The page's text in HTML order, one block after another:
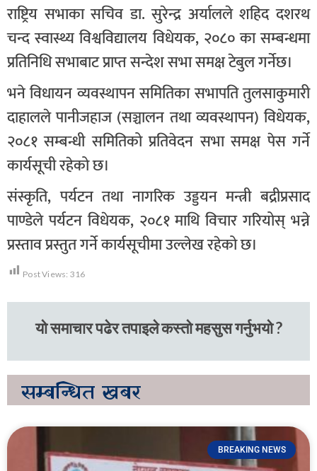
राष्ट्रिय सभाका सचिव डा. सुरेन्द्र अर्यालले शहिद दशरथ
चन्द स्वास्थ्य विश्वविद्यालय विधेयक, २०८० का सम्बन्धमा
प्रतिनिधि सभाबाट प्राप्त सन्देश सभा समक्ष टेबुल गर्नेछ।
भने विधायन व्यवस्थापन समितिका सभापति तुलसाकुमारी
दाहालले पानीजहाज (सञ्चालन तथा व्यवस्थापन) विधेयक,
२०८१ सम्बन्धी समितिको प्रतिवेदन सभा समक्ष पेस गर्ने
कार्यसूची रहेको छ।
संस्कृति, पर्यटन तथा नागरिक उड्डयन मन्त्री बद्रीप्रसाद
पाण्डेले पर्यटन विधेयक, २०८१ माथि विचार गरियोस् भन्ने
प्रस्ताव प्रस्तुत गर्ने कार्यसूचीमा उल्लेख रहेको छ।
Post Views: 316
यो समाचार पढेर तपाइले कस्तो महसुस गर्नुभयो ?
सम्बन्धित खबर
BREAKING NEWS